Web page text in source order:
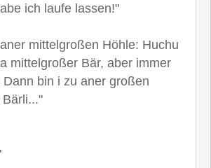
ich laufe lassen!"
mittelgroßen Höhle: Huchu
mittelgroßer Bär, aber immer
bin i zu aner großen